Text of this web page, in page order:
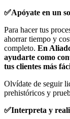
✅Apóyate en un
Para hacer tus
ahorrar tiempo y
completo. En
ayudarte como
tus clientes más
Olvídate de seguir
prehistóricos y
✅Interpreta y